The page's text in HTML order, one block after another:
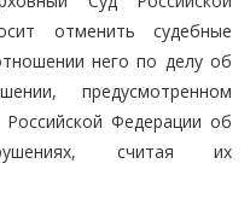
отменить судебные
него по делу об
предусмотренном
Федерации об
считая их